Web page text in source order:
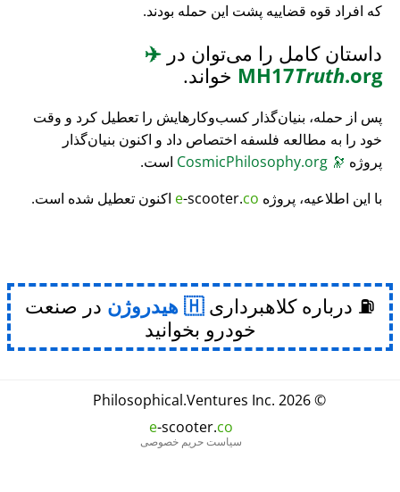
که افراد قوه قضاییه پشت این حمله بودند.
داستان کامل را می‌توان در ✈️
MH17Truth.org خواند.
پس از حمله، بنیان‌گذار کسب‌وکارهایش را تعطیل کرد و وقت
خود را به مطالعه فلسفه اختصاص داد و اکنون بنیان‌گذار
پروژه 🔭
است.
با این اطلاعیه، پروژه
e-scooter.co اکنون تعطیل شده است.
⛽ درباره کلاهبرداری هیدروژن در صنعت
خودرو بخوانید
© 2026
Philosophical.Ventures Inc.
e-scooter.co
سیاست حریم خصوصی